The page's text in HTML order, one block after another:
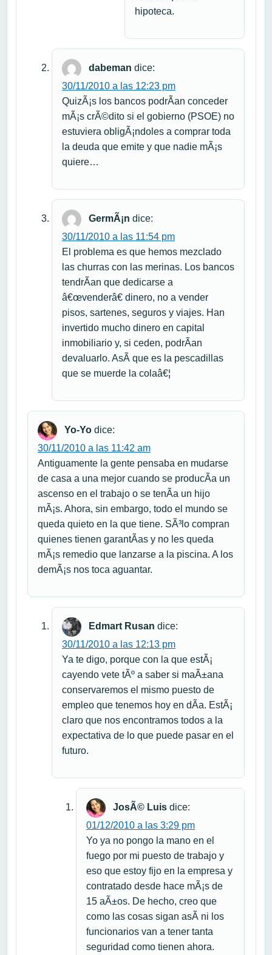
hipoteca.
dabeman dice:
30/11/2010 a las 12:23 pm
QuizÃ¡s los bancos podrÃ­an conceder
mÃ¡s crÃ©dito si el gobierno (PSOE) no
estuviera obligÃ¡ndoles a comprar toda
la deuda que emite y que nadie mÃ¡s
quiere…
GermÃ¡n dice:
30/11/2010 a las 11:54 pm
El problema es que hemos mezclado
las churras con las merinas. Los bancos
tendrÃ­an que dedicarse a
â€œvenderâ€ dinero, no a vender
pisos, sartenes, seguros y viajes. Han
invertido mucho dinero en capital
inmobiliario y, si ceden, podrÃ­an
devaluarlo. AsÃ­ que es la pescadillas
que se muerde la colaâ€¦
Yo-Yo dice:
30/11/2010 a las 11:42 am
Antiguamente la gente pensaba en mudarse
de casa a una mejor cuando se producÃ­a un
ascenso en el trabajo o se tenÃ­a un hijo
mÃ¡s. Ahora, sin embargo, todo el mundo se
queda quieto en la que tiene. SÃ³lo compran
quienes tienen garantÃ­as y no les queda
mÃ¡s remedio que lanzarse a la piscina. A los
demÃ¡s nos toca aguantar.
Edmart Rusan dice:
30/11/2010 a las 12:13 pm
Ya te digo, porque con la que estÃ¡
cayendo vete tÃº a saber si maÃ±ana
conservaremos el mismo puesto de
empleo que tenemos hoy en dÃ­a. EstÃ¡
claro que nos encontramos todos a la
expectativa de lo que puede pasar en el
futuro.
JosÃ© Luis dice:
01/12/2010 a las 3:29 pm
Yo ya no pongo la mano en el
fuego por mi puesto de trabajo y
eso que estoy fijo en la empresa y
contratado desde hace mÃ¡s de
15 aÃ±os. De hecho, creo que
como las cosas sigan asÃ­ ni los
funcionarios van a tener tanta
seguridad como tienen ahora.